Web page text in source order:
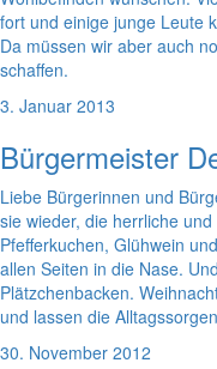
fort und einige junge Leute
Da müssen wir aber auch
schaffen.
3. Januar 2013
Bürgermeister
Liebe Bürgerinnen und
sie wieder, die herrliche
Pfefferkuchen, Glühwein
allen Seiten in die Nase.
Plätzchenbacken.
und lassen die
30. November 2012